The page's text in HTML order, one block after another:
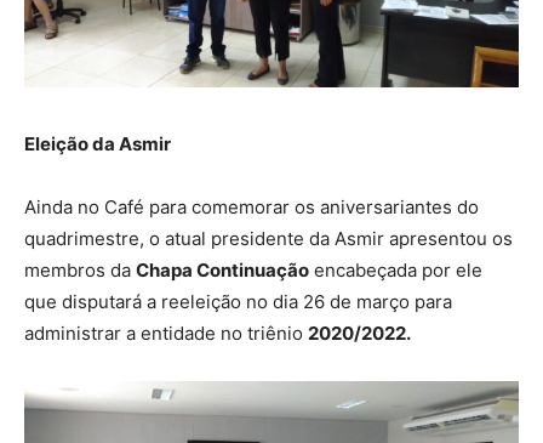
Eleição da Asmir
Ainda no Café para comemorar os aniversariantes do
quadrimestre, o atual presidente da Asmir apresentou os
membros da Chapa Continuação encabeçada por ele
que disputará a reeleição no dia 26 de março para
administrar a entidade no triênio 2020/2022.